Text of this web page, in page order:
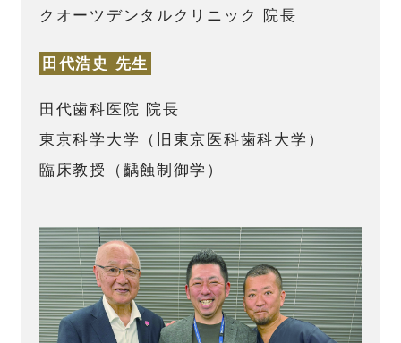
クオーツデンタルクリニック 院長
田代浩史 先生
田代歯科医院 院長
東京科学大学（旧東京医科歯科大学）
臨床教授
（齲蝕制御学）